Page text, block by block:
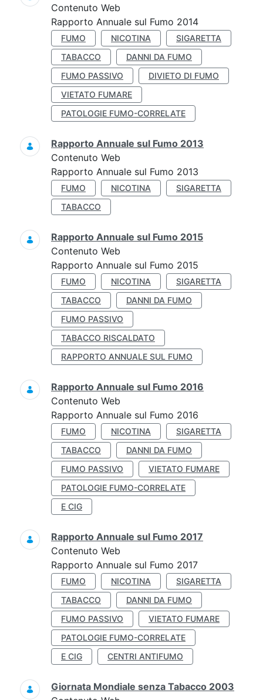
Contenuto Web
Rapporto Annuale sul Fumo 2014
FUMO NICOTINA
SIGARETTA
TABACCO
DANNI DA FUMO
FUMO PASSIVO
DIVIETO DI FUMO
VIETATO FUMARE
PATOLOGIE FUMO-CORRELATE
Rapporto Annuale sul Fumo 2013
Contenuto Web
Rapporto Annuale sul Fumo 2013
FUMO NICOTINA
SIGARETTA
TABACCO
Rapporto Annuale sul Fumo 2015
Contenuto Web
Rapporto Annuale sul Fumo 2015
FUMO NICOTINA
SIGARETTA
TABACCO
DANNI DA FUMO
FUMO PASSIVO
TABACCO RISCALDATO
RAPPORTO ANNUALE SUL FUMO
Rapporto Annuale sul Fumo 2016
Contenuto Web
Rapporto Annuale sul Fumo 2016
FUMO NICOTINA
SIGARETTA
TABACCO
DANNI DA FUMO
FUMO PASSIVO
VIETATO FUMARE
PATOLOGIE FUMO-CORRELATE
E CIG
Rapporto Annuale sul Fumo 2017
Contenuto Web
Rapporto Annuale sul Fumo 2017
FUMO NICOTINA
SIGARETTA
TABACCO
DANNI DA FUMO
FUMO PASSIVO
VIETATO FUMARE
PATOLOGIE FUMO-CORRELATE
E CIG
CENTRI ANTIFUMO
Giornata Mondiale senza Tabacco 2003